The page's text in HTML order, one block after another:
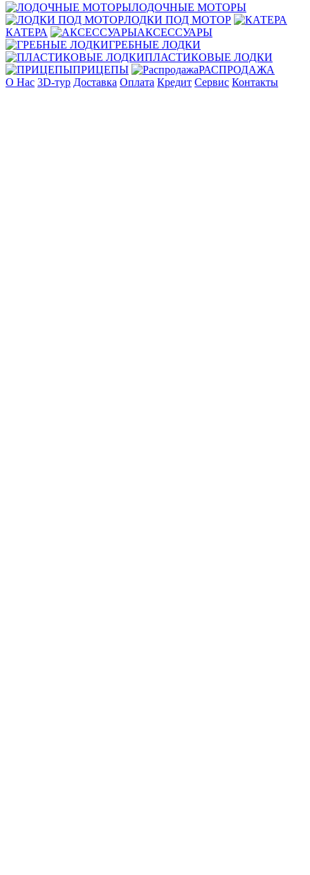
ЛОДОЧНЫЕ МОТОРЫ
ЛОДКИ ПОД МОТОР
КАТЕРА
АКСЕССУАРЫ
ГРЕБНЫЕ ЛОДКИ
ПЛАСТИКОВЫЕ ЛОДКИ
ПРИЦЕПЫ
РАСПРОДАЖА
О Нас 3D-тур Доставка Оплата Кредит Сервис Контакты